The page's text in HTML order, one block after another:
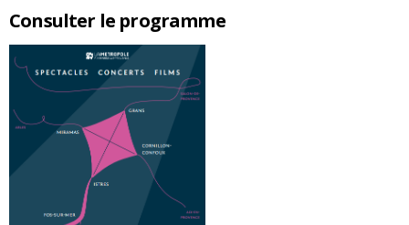
Consulter le programme